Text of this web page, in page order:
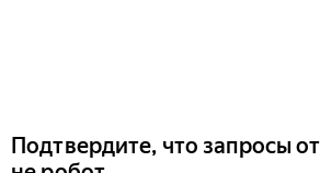
Подтвердите, что запросы